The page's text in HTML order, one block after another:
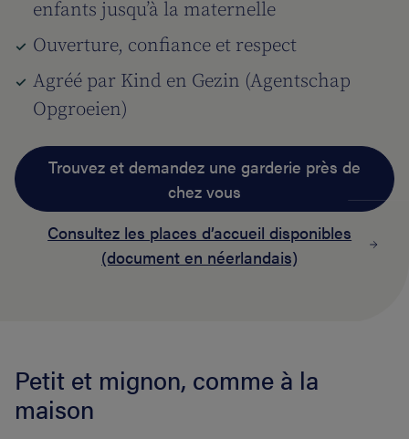
enfants jusqu’à la maternelle
Ouverture, confiance et respect
Agréé par Kind en Gezin (Agentschap
Opgroeien)
Trouvez et demandez une garderie près de
chez vous
Consultez les places d’accueil disponibles
(document en néerlandais)
Petit et mignon, comme à la
maison